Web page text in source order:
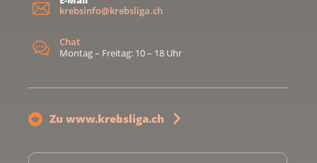
krebsinfo@krebsliga.ch
Chat
Montag – Freitag: 10 – 18 Uhr
Zu www.krebsliga.ch